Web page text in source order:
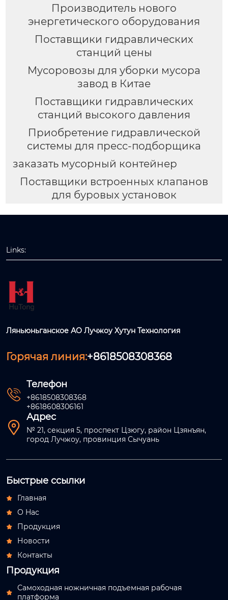
Производитель нового
энергетического оборудования
Поставщики гидравлических
станций цены
Мусоровозы для уборки мусора
завод в Китае
Поставщики гидравлических
станций высокого давления
Приобретение гидравлической
системы для пресс-подборщика
заказать мусорный контейнер
Поставщики встроенных клапанов
для буровых установок
Links:
Ляньюньганское АО Лучжоу Хутун Технология
Горячая линия:+8618508308368

Телефон
+8618508308368
+8618608306161

Адрес
№ 21, секция 5, проспект Цзюгу, район Цзянъян,
город Лучжоу, провинция Сычуань
Быстрые ссылки
 Главная
 О Hас
 Продукция
 Новости
 Контакты
Продукция

Самоходная ножничная подъемная рабочая
платформа